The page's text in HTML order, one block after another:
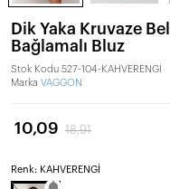
Dik Yaka Kruvaze
Bağlamalı Bluz
Stok Kodu 527-104-KAHVERENGİ
Marka VAGGON
10,09 18,91
Renk: KAHVERENGİ